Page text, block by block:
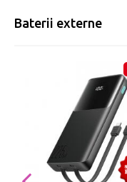
Baterii externe